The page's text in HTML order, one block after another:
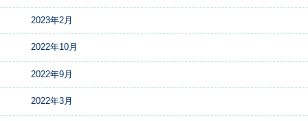
2023年2月
2022年10月
2022年9月
2022年3月